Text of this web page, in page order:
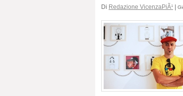
Di Redazione VicenzaPiÃ¹ |